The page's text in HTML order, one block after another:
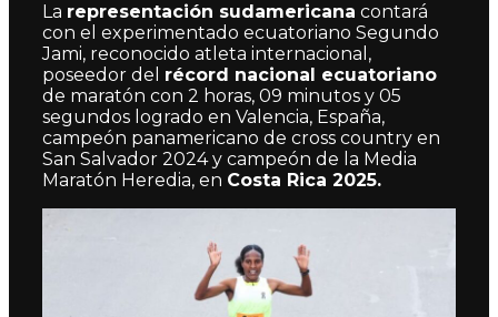
La representación sudamericana contará
con el experimentado ecuatoriano Segundo
Jami, reconocido atleta internacional,
poseedor del récord nacional ecuatoriano
de maratón con 2 horas, 09 minutos y 05
segundos logrado en Valencia, España,
campeón panamericano de cross country en
San Salvador 2024 y campeón de la Media
Maratón Heredia, en Costa Rica 2025.